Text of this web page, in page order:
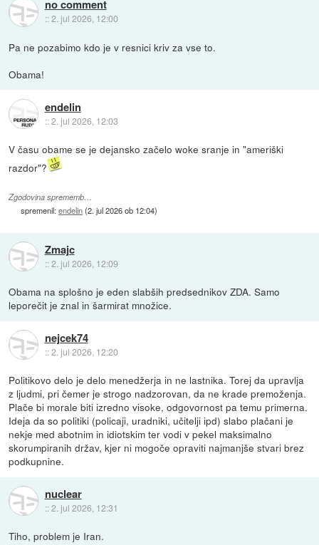
no comment
::2. jul 2026, 12:00
Pa ne pozabimo kdo je v resnici kriv za vse to.
Obama!
endelin
::2. jul 2026, 12:03
V času obame se je dejansko začelo woke sranje in "ameriški
razdor"?
Zgodovina sprememb…
spremenil:endelin(2. jul 2026 ob 12:04)
Zmajc
::2. jul 2026, 12:09
Obama na splošno je eden slabših predsednikov ZDA. Samo
leporečit je znal in šarmirat množice.
nejcek74
::2. jul 2026, 12:20
Politikovo delo je delo menedžerja in ne lastnika. Torej da upravlja
z ljudmi, pri čemer je strogo nadzorovan, da ne krade premoženja.
Plače bi morale biti izredno visoke, odgovornost pa temu primerna.
Ideja da so politiki (policaji, uradniki, učitelji ipd) slabo plačani je
nekje med abotnim in idiotskim ter vodi v pekel maksimalno
skorumpiranih držav, kjer ni mogoče opraviti najmanjše stvari brez
podkupnine.
nuclear
::2. jul 2026, 12:31
Tiho, problem je Iran.